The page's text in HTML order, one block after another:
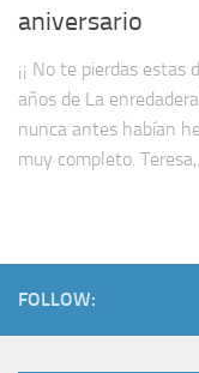
aniversario
¡¡ No te pierdas
años de La
nunca antes habían
muy completo.
FOLLOW: